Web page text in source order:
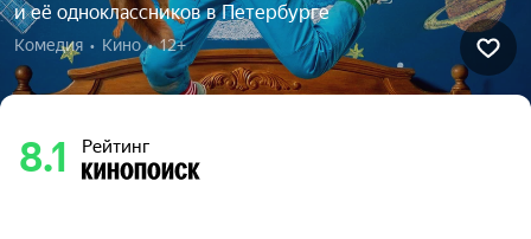
и её одноклассников в Петербурге
Комедия  •  Кино  •  12+
8.1 Рейтинг